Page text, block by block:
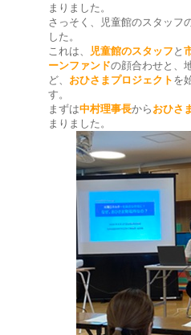
まりました。
さっそく、児童館のスタッフ
した。
これは、
児童館のスタッフ と
ーンファンドの顔合わせと、
ど、 おひさまプロジェクト を
す。
まずは中村理事長から おひさ
まりました。